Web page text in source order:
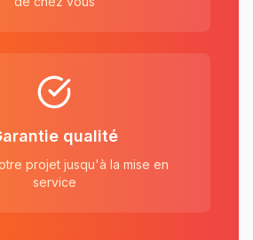
qualité
projet jusqu'à la mise en
service